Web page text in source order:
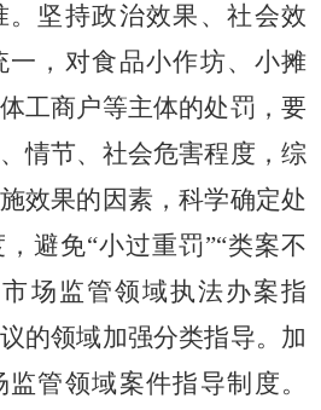
坚持政治效果、社会效
一，对食品小作坊、小摊
工商户等主体的处罚，要
情节、社会危害程度，综
效果的因素，科学确定处
避免“小过重罚”“类案不
场监管领域执法办案指
的领域加强分类指导。加
管领域案件指导制度。